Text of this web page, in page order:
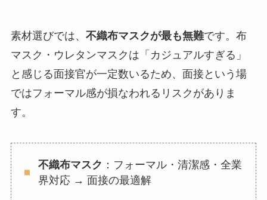
素材選びでは、 不織布マスクが最も無難です。布
マスク・ウレタンマスクは「カジュアルすぎる」
と感じる面接官が一定数いるため、面接という場
ではフォーマル感が損なわれるリスクがありま
す。
不織布マスク ：フォーマル・清潔感・全業
界対応 → 面接の最適解